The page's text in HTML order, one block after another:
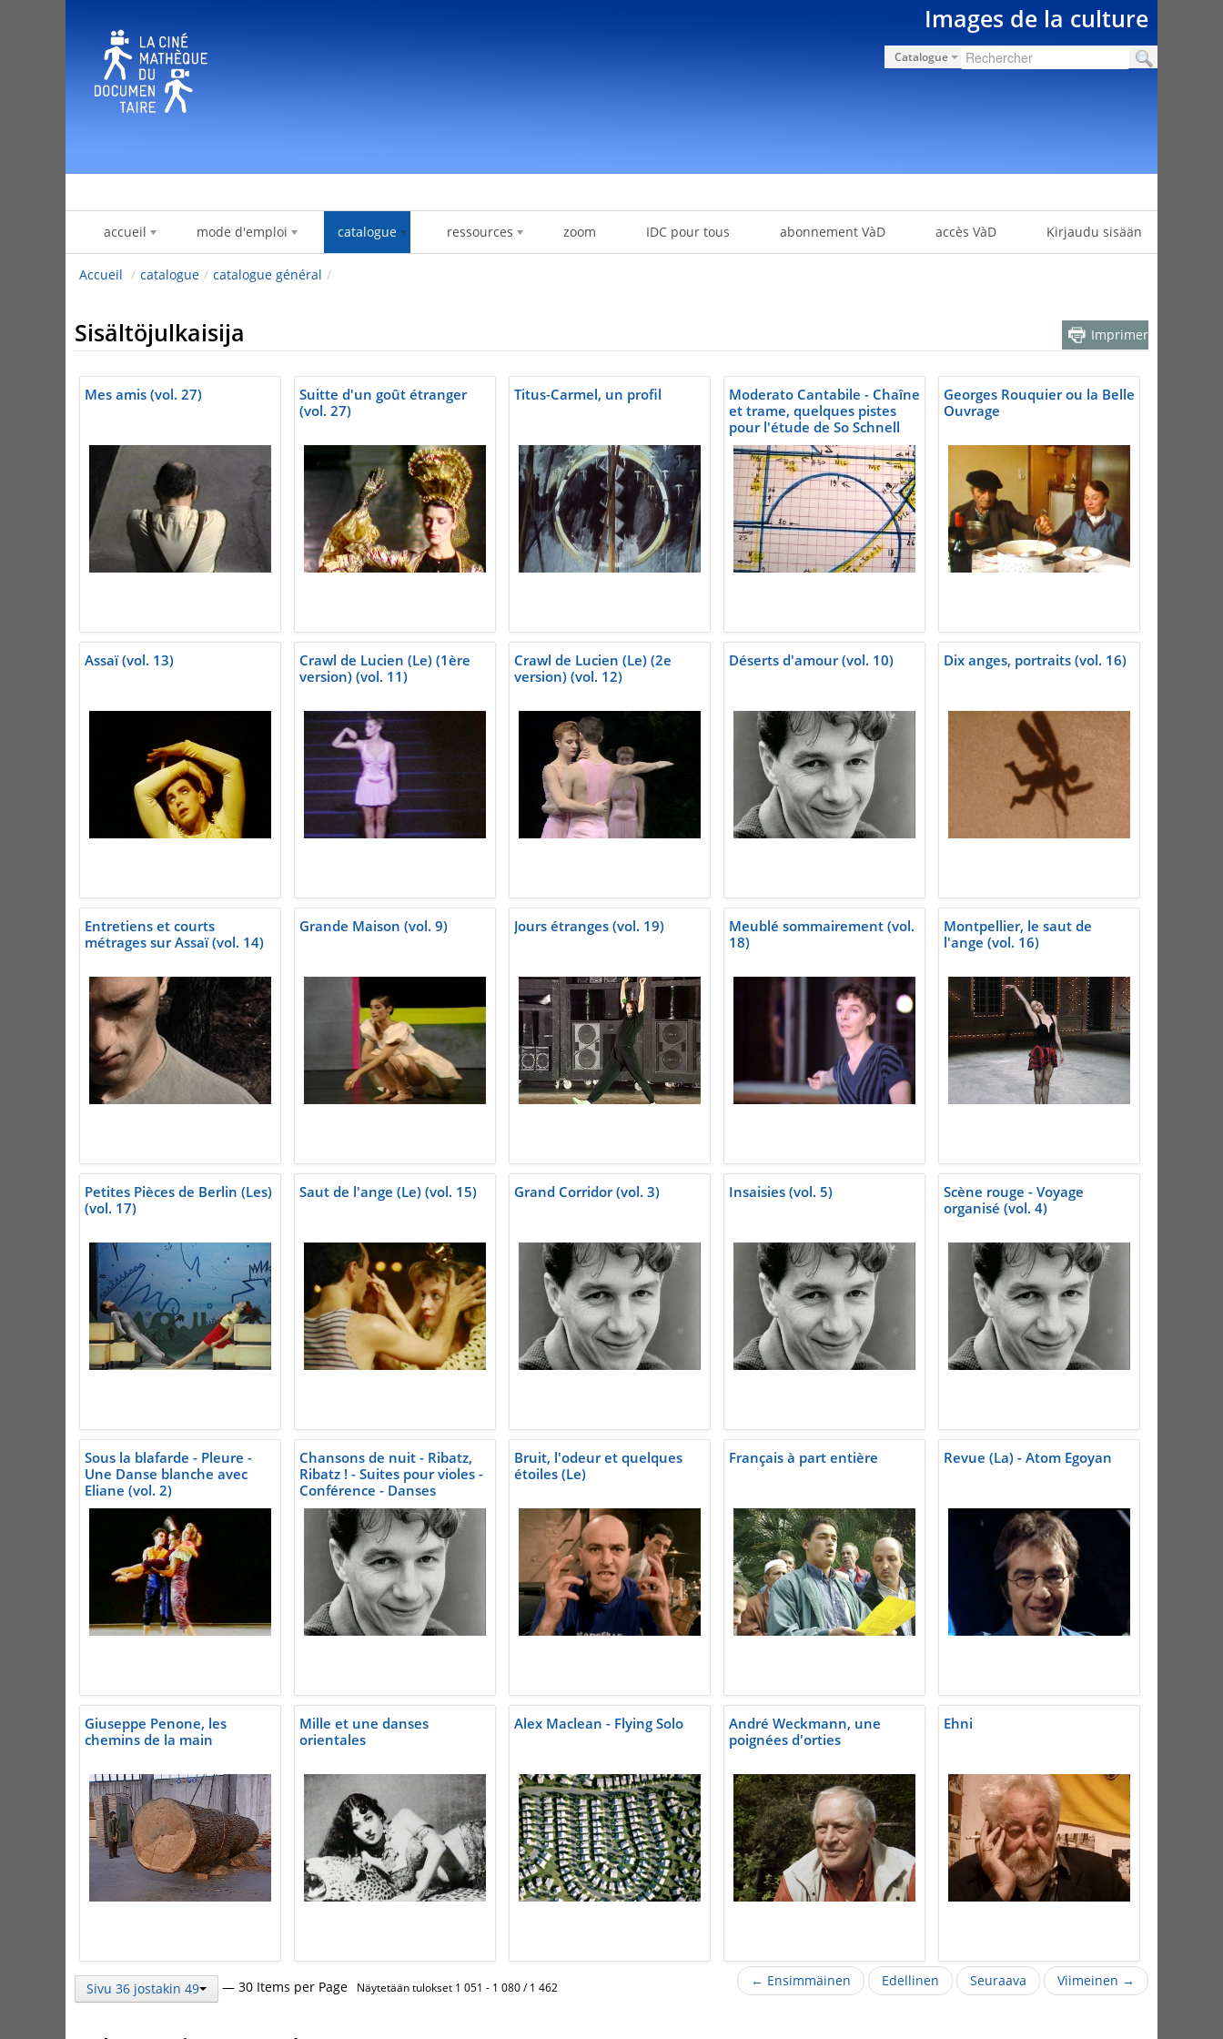
Images de la culture
Catalogue
accueil mode d'emploi catalogue ressources zoom IDC pour tous abonnement VàD accès VàD Kirjaudu sisään
Accueil / catalogue / catalogue général /
Sisältöjulkaisija Imprimer
Mes amis (vol. 27)
Suitte d'un goût étranger
(vol. 27)
Titus-Carmel, un profil
Moderato Cantabile - Chaîne
et trame, quelques pistes
pour l'étude de So Schnell
(vol. 22)
Georges Rouquier ou la Belle
Ouvrage
Assaï (vol. 13)
Crawl de Lucien (Le) (1ère
version) (vol. 11)
Crawl de Lucien (Le) (2e
version) (vol. 12)
Déserts d'amour (vol. 10) Dix anges, portraits (vol. 16)
Entretiens et courts
métrages sur Assaï (vol. 14)
Grande Maison (vol. 9) Jours étranges (vol. 19)
Meublé sommairement (vol.
18)
Montpellier, le saut de
l'ange (vol. 16)
Petites Pièces de Berlin (Les)
(vol. 17)
Saut de l'ange (Le) (vol. 15) Grand Corridor (vol. 3) Insaisies (vol. 5)
Scène rouge - Voyage
organisé (vol. 4)
Sous la blafarde - Pleure -
Une Danse blanche avec
Eliane (vol. 2)
Chansons de nuit - Ribatz,
Ribatz ! - Suites pour violes -
Conférence - Danses
blanches (vol. 1)
Bruit, l'odeur et quelques
étoiles (Le)
Français à part entière Revue (La) - Atom Egoyan
Giuseppe Penone, les
chemins de la main
Mille et une danses
orientales
Alex Maclean - Flying Solo
André Weckmann, une
poignées d'orties
Ehni
Sivu 36 jostakin 49 — 30 Items per Page Näytetään tulokset 1 051 - 1 080 / 1 462 ← Ensimmäinen Edellinen Seuraava Viimeinen →